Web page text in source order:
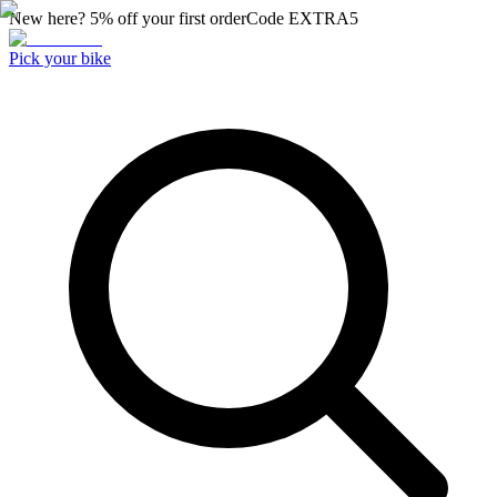
New here? 5% off your first orderCode EXTRA5
Pick your bike